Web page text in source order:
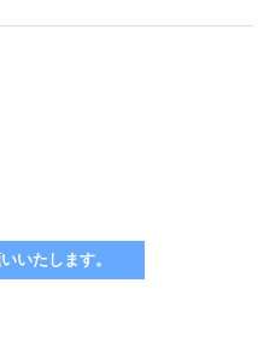
いたします。